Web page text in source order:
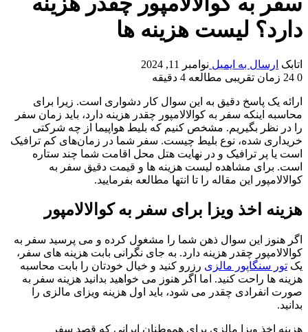
دارد؟ لیست هزینه ها
اتابک ارسال به ایمیل نوامبر 11, 2024
0
زمان تقریبی مطالعه 4 دقیقه
ارائه یک پاسخ دقیق به این سوال کار دشواری است. زیرا برای
محاسبه اینکه سفر به کوالالامپور چقدر هزینه دارد، باید زمان سفر
را در نظر بگیریم. مشخص کنیم که بلیط هواپیما از چه شرکتی
خریداری شده، نوع بلیط چیست. سفر شما در زمان‌های کم ترافیک
است یا پر ترافیک و در نهایت هتل محل اقامت شما چند ستاره
است. برای مشاهده لیست هزینه ‌ها و قیمت دقیق سفر به
کوالالامپور این مقاله را تا انتها مطالعه بفرمایید.
هزینه اخذ ویزا برای سفر به کوالالامپور
اگر هنوز این سوال ذهن شما را مشغول کرده و می ‌پرسید سفر به
کوالالامپور چقدر هزینه دارد. به جای نگرانی بابت هزینه ‌های سفر،
یک تور سنگاپور مالزی رزرو کنید و خیال خودتان را بابت محاسبه
هزینه ‌ها راحت کنید. اما اگر هنوز می ‌خواهید بدانید هزینه سفر به
صورت انفرادی چقدر می ‌شود، باید اول هزینه ویزای مالزی را
بدانید.
هزینه اخذ ویزا مالزی برای هموطنان ایرانی که قصد سفر